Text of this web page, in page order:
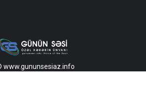
www.gununsesiaz.info